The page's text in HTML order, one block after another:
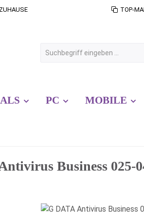
springen TOP-
PC MOBILE
Business 025-